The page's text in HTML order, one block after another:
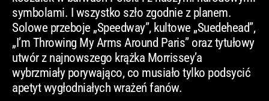
symbolami. I wszystko szło zgodnie z planem.
Solowe przeboje „Speedway”, kultowe „Suedehead”,
„I’m Throwing My Arms Around Paris” oraz tytułowy
utwór z najnowszego krążka Morrissey’a
wybrzmiały porywająco, co musiało tylko podsycić
apetyt wygłodniałych wrażeń fanów.